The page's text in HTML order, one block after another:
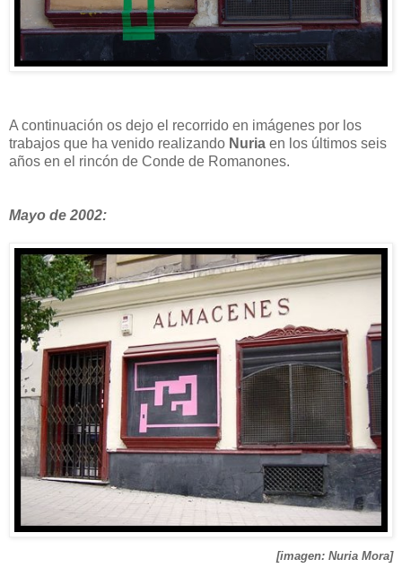
A continuación os dejo el recorrido en imágenes por los
trabajos que ha venido realizando Nuria en los últimos seis
años en el rincón de Conde de Romanones.
Mayo de 2002:
[imagen: Nuria Mora]